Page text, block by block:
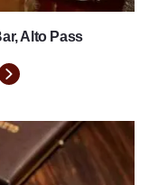
Alto Pass
Heath